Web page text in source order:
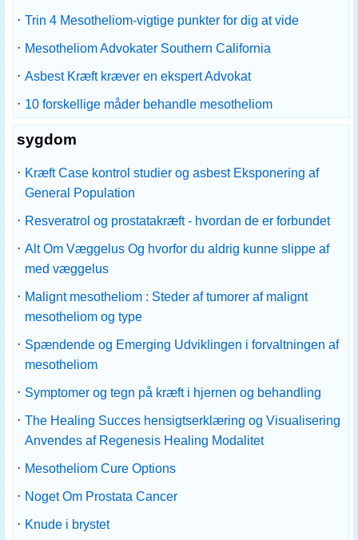
· Trin 4 Mesotheliom-vigtige punkter for dig at vide
· Mesotheliom Advokater Southern California
· Asbest Kræft kræver en ekspert Advokat
· 10 forskellige måder behandle mesotheliom
sygdom
· Kræft Case kontrol studier og asbest Eksponering af
General Population
· Resveratrol og prostatakræft - hvordan de er forbundet
· Alt Om Væggelus Og hvorfor du aldrig kunne slippe af
med væggelus
· Malignt mesotheliom : Steder af tumorer af malignt
mesotheliom og type
· Spændende og Emerging Udviklingen i forvaltningen af ​​
mesotheliom
· Symptomer og tegn på kræft i hjernen og behandling
· The Healing Succes hensigtserklæring og Visualisering
Anvendes af Regenesis Healing Modalitet
· Mesotheliom Cure Options
· Noget Om Prostata Cancer
· Knude i brystet